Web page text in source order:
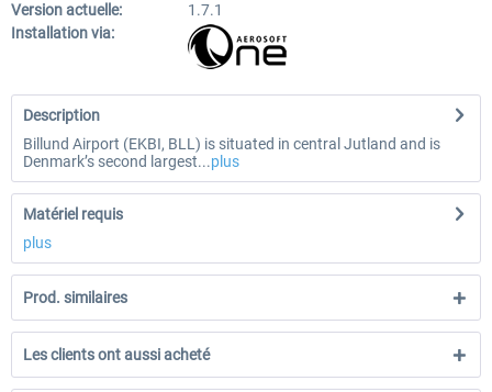
Version actuelle:
1.7.1
Installation via:
Description
Billund Airport (EKBI, BLL) is situated in central Jutland and is
Denmark’s second largest...plus
Matériel requis
plus
Prod. similaires
Les clients ont aussi acheté